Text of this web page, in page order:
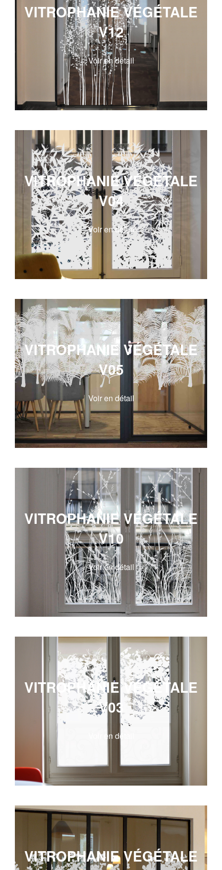
VITROPHANIE VÉGÉTALE
V12
Voir en détail
VITROPHANIE VÉGÉTALE
V04
Voir en détail
VITROPHANIE VÉGÉTALE
V05
Voir en détail
VITROPHANIE VÉGÉTALE
V10
Voir en détail
VITROPHANIE VÉGÉTALE
V03
Voir en détail
VITROPHANIE VÉGÉTALE